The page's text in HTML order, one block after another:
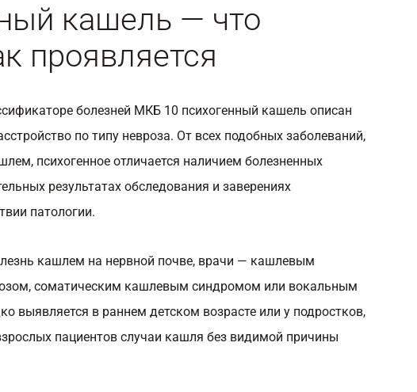
кашель — что
проявляется
болезней МКБ 10 психогенный кашель описан
по типу невроза. От всех подобных заболеваний,
психогенное отличается наличием болезненных
результатах обследования и заверениях
патологии.
кашлем на нервной почве, врачи — кашлевым
соматическим кашлевым синдромом или вокальным
выявляется в раннем детском возрасте или у подростков,
пациентов случаи кашля без видимой причины